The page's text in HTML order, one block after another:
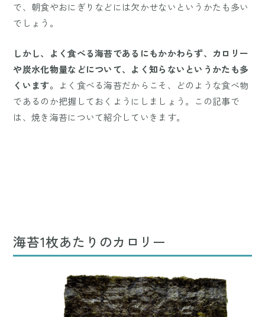
で、朝食やおにぎりなどには欠かせないというかたも多い
でしょう。
しかし、よく食べる海苔であるにもかかわらず、カロリー
や炭水化物量などについて、よく知らないというかたも多
くいます。
よく食べる海苔だからこそ、どのような食べ物
であるのか把握しておくようにしましょう。この記事で
は、焼き海苔について紹介していきます。
海苔1枚あたりのカロリー